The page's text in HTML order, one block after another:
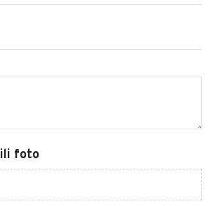
ili foto